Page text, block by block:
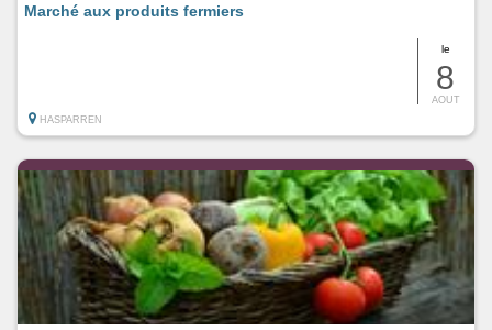
le
8
AOUT
Marché aux produits fermiers
HASPARREN